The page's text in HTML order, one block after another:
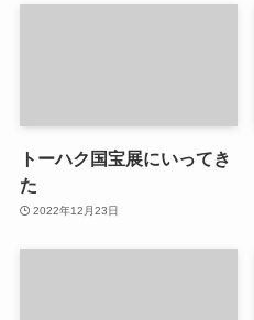
トーハク国宝展にいってき
た
2022年12月23日